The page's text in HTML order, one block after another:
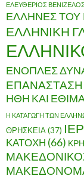
ΕΛΕΥΘΕΡΙΟΣ ΒΕΝΙΖΕΛΟΣ
ΕΛΛΗΝΕΣ
ΕΛΛΗΝΙΚΗ
ΕΝΟΠΛΕΣ
ΕΠΑΝΑΣΤΑΣΗ
ΗΘΗ ΚΑΙ
Η ΚΑΤΑΓΩΓΗ ΤΩΝ
ΘΡΗΣΚΕΙΑ(37)
ΚΑΤΟΧΗ (66)